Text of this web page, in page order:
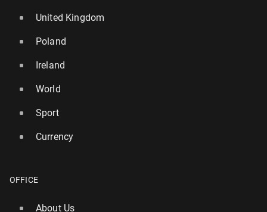
United Kingdom
Poland
Ireland
World
Sport
Currency
OFFICE
About Us